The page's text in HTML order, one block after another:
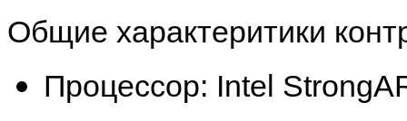
Общие характеритики
Процессор: Intel